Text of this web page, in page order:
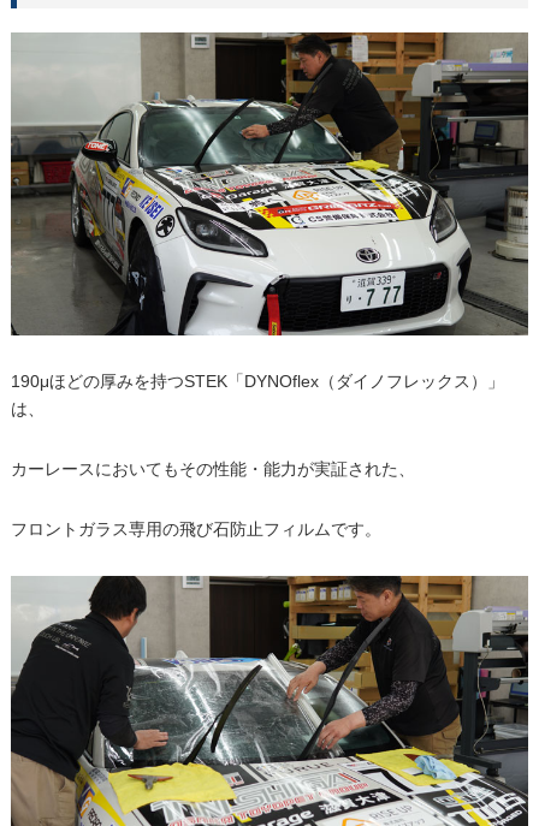
190μほどの厚みを持つSTEK「DYNOflex（ダイノフレックス）」
は、
カーレースにおいてもその性能・能力が実証された、
フロントガラス専用の飛び石防止フィルムです。